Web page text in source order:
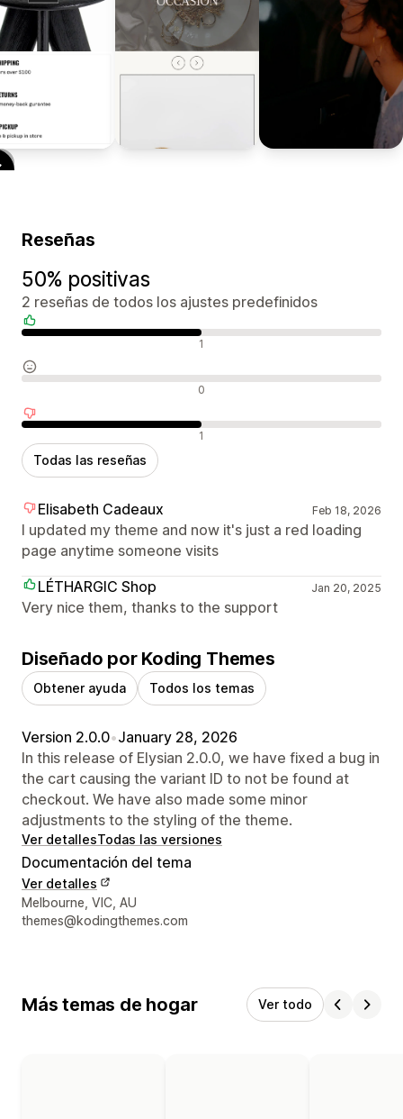
Reseñas
50% positivas
2 reseñas de todos los ajustes predefinidos
1
0
1
Todas las reseñas
Elisabeth Cadeaux Feb 18, 2026
I updated my theme and now it's just a red loading
page anytime someone visits
LÉTHARGIC Shop
Jan 20, 2025
Very nice them, thanks to the support
Diseñado por Koding Themes
Obtener ayuda Todos los temas
Version 2.0.0•January 28, 2026
In this release of Elysian 2.0.0, we have fixed a bug in
the cart causing the variant ID to not be found at
checkout. We have also made some minor
adjustments to the styling of the theme.
Ver detallesTodas las versiones
Documentación del tema
Ver detalles
Detalles de contacto del diseñador
Melbourne, VIC, AU
themes@kodingthemes.com
Más temas de hogar Ver todo